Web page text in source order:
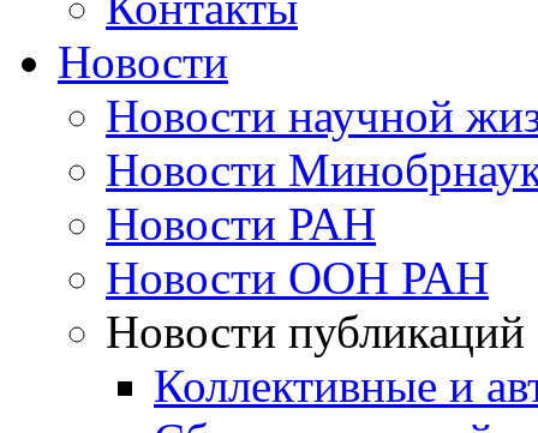
Новости
Новости научной
Новости
Новости РАН
Новости ООН РАН
Новости публикаций
Коллективные и